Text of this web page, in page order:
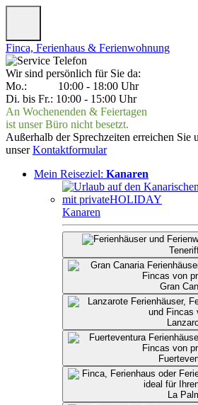
Finca, Ferienhaus & Ferienwohnung
Wir sind persönlich für Sie da:
Mo.: 10:00 - 18:00 Uhr
Di. bis Fr.: 10:00 - 15:00 Uhr
An Wochenenden & Feiertagen
ist unser Büro nicht besetzt.
Außerhalb der Sprechzeiten erreichen Sie
unserKontaktformular
Mein Reiseziel: Kanaren
Kanaren
Gran
La